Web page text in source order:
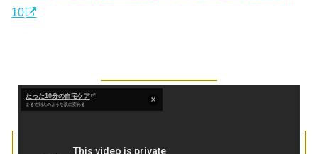
10
たった10分の自宅ケア
まるで別人のような肌に変わる